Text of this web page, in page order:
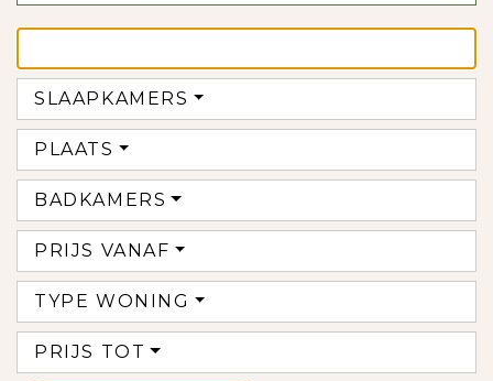
SLAAPKAMERS
PLAATS
BADKAMERS
PRIJS VANAF
TYPE WONING
PRIJS TOT